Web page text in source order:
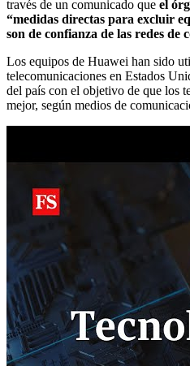
través de un comunicado que el
“medidas directas para excluir
son de confianza de las redes de
Los equipos de Huawei han sido
telecomunicaciones en Estados
del país con el objetivo de que los
mejor, según medios de